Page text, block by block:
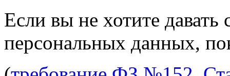
Если вы не хотите давать
персональных данных,